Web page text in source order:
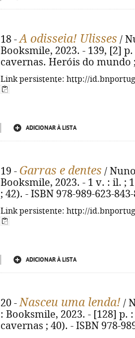
18 -A odisseia! Ulisses /
Booksmile, 2023. - 139, [2]
cavernas. Heróis do mundo
Link persistente: http://
ADICIONAR À LISTA
19 - Garras e dentes /
Booksmile, 2023. - 1 v. : il. ;
; 42). - ISBN 978-989-623-
Link persistente: http://
ADICIONAR À LISTA
20 -Nasceu uma lenda! /
: Booksmile, 2023. - [128] p.
cavernas ; 40). - ISBN 978-